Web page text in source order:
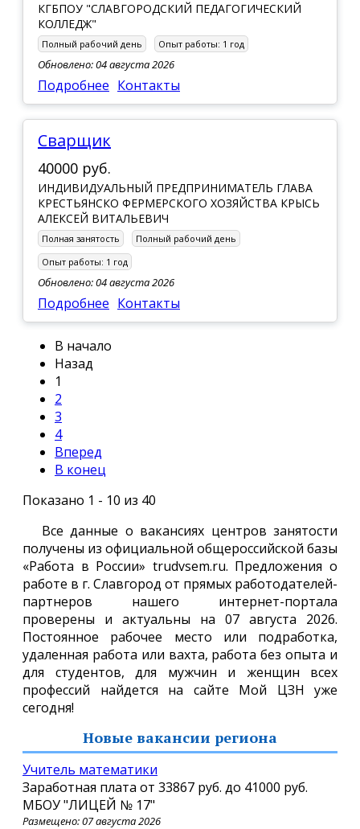
КГБПОУ "СЛАВГОРОДСКИЙ ПЕДАГОГИЧЕСКИЙ
КОЛЛЕДЖ"
Полный рабочий день Опыт работы: 1 год
Обновлено: 04 августа 2026
Подробнее Контакты
Сварщик
40000 руб.
ИНДИВИДУАЛЬНЫЙ ПРЕДПРИНИМАТЕЛЬ ГЛАВА
КРЕСТЬЯНСКО ФЕРМЕРСКОГО ХОЗЯЙСТВА КРЫСЬ
АЛЕКСЕЙ ВИТАЛЬЕВИЧ
Полная занятость
Полный рабочий день
Опыт работы: 1 год
Обновлено: 04 августа 2026
Подробнее Контакты
В начало
Назад
1
2
3
4
Вперед
В конец
Показано 1 - 10 из 40
Все данные о вакансиях центров занятости
получены из официальной общероссийской базы
«Работа в России» trudvsem.ru. Предложения о
работе в г. Славгород от прямых работодателей-
партнеров нашего интернет-портала
проверены и актуальны на 07 августа 2026.
Постоянное рабочее место или подработка,
удаленная работа или вахта, работа без опыта и
для студентов, для мужчин и женщин всех
профессий найдется на сайте Мой ЦЗН уже
сегодня!
Новые вакансии региона
Учитель математики
Заработная плата от 33867 руб. до 41000 руб.
МБОУ "ЛИЦЕЙ № 17"
Размещено: 07 августа 2026